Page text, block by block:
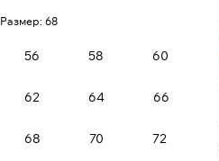
Размер: 68
56 58 60
62 64 66
68 70 72